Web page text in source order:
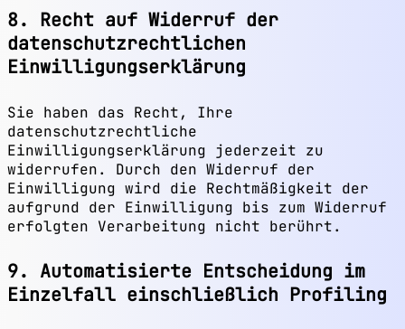
8. Recht auf Widerruf der
datenschutzrechtlichen
Einwilligungserklärung
Sie haben das Recht, Ihre
datenschutzrechtliche
Einwilligungserklärung jederzeit zu
widerrufen. Durch den Widerruf der
Einwilligung wird die Rechtmäßigkeit der
aufgrund der Einwilligung bis zum Widerruf
erfolgten Verarbeitung nicht berührt.
9. Automatisierte Entscheidung im
Einzelfall einschließlich Profiling